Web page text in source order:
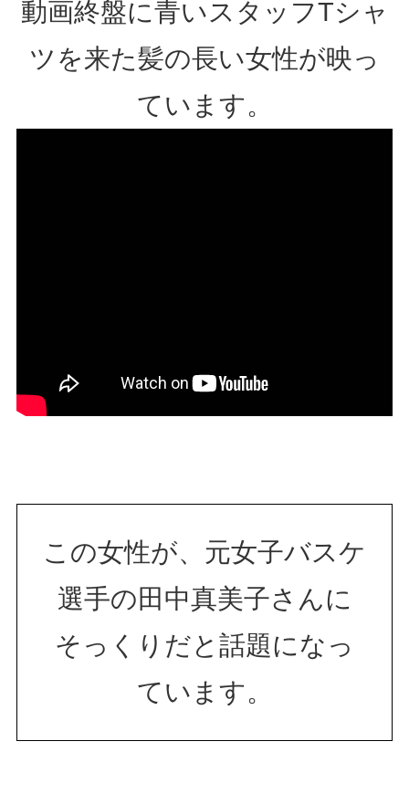
動画終盤に青いスタッフTシャ
ツを来た髪の長い女性が映っ
ています。
この女性が、元女子バスケ
選手の田中真美子さんに
そっくりだと話題になっ
ています。